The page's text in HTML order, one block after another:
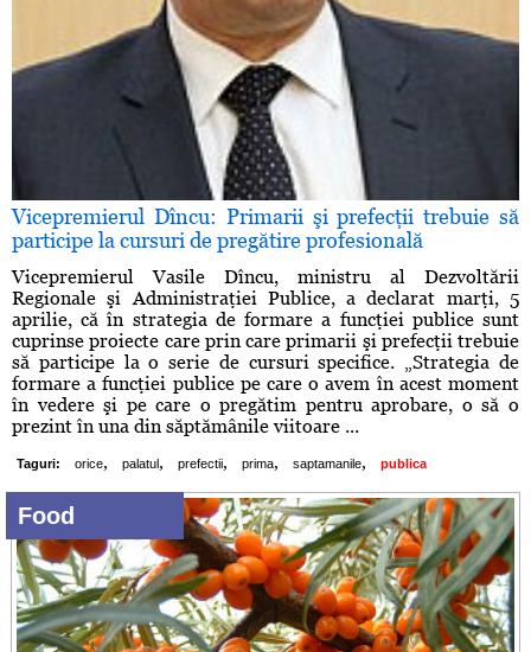
Vicepremierul Dîncu: Primarii şi prefecţii trebuie să
participe la cursuri de pregătire profesională
Vicepremierul Vasile Dîncu, ministru al Dezvoltării
Regionale şi Administraţiei Publice, a declarat marţi, 5
aprilie, că în strategia de formare a funcţiei publice sunt
cuprinse proiecte care prin care primarii şi prefecţii trebuie
să participe la o serie de cursuri specifice. „Strategia de
formare a funcţiei publice pe care o avem în acest moment
în vedere şi pe care o pregătim pentru aprobare, o să o
prezint în una din săptămânile viitoare ...
Taguri: orice, palatul , prefectii, prima, saptamanile, publica
Food